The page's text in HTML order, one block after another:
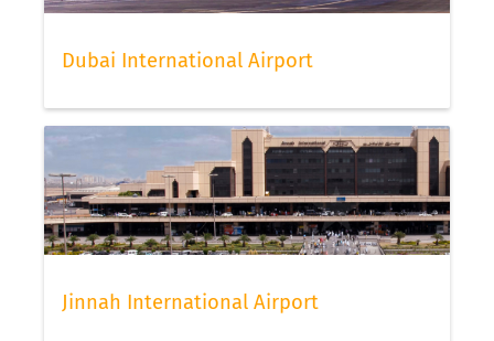
Dubai International Airport
Jinnah International Airport